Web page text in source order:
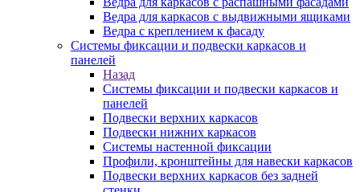
Ведра для каркасов с выдвижными ящиками
Ведра с креплением к фасаду
Системы фиксации и подвески каркасов и
панелей
Назад
Системы фиксации и подвески каркасов и
панелей
Подвески верхних каркасов
Подвески нижних каркасов
Системы настенной фиксации
Профили, кронштейны для навески каркасов
Подвески верхних каркасов без задней